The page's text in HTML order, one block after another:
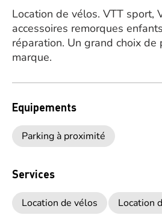
Location de vélos. VTT sport,
accessoires remorques
réparation. Un grand choix de
marque.
Equipements
Parking à proximité
Services
Location de vélos
Location